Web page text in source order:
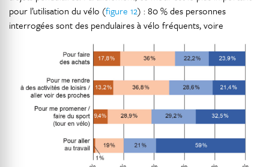
pour l’utilisation du vélo (figure 12) : 80 % des personnes
interrogées sont des pendulaires à vélo fréquents, voire